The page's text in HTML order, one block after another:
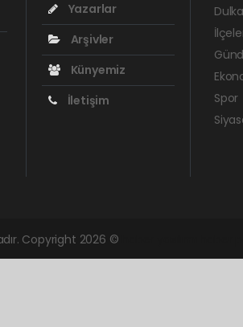
Yazarlar
Arşivler
Künyemiz
İletişim
Spor
Copyright 2026 ©